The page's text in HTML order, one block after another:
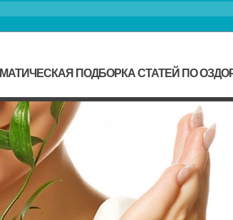
ПОДБОРКА СТАТЕЙ ПО